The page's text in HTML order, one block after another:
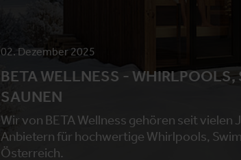
02. Dezember 2025
BETA WELLNESS - WHIRLPOOLS,
SAUNEN
Wir von BETA Wellness gehören seit vielen
Anbietern für hochwertige Whirlpools, Swim
Österreich.